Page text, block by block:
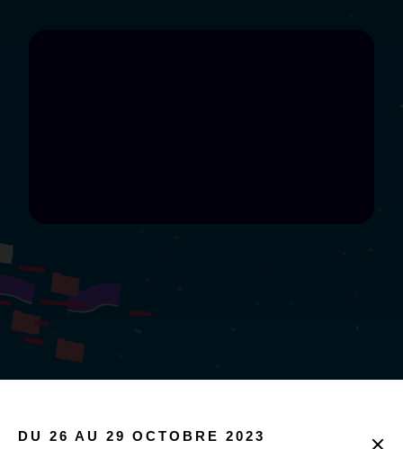
DU 26 AU 29 OCTOBRE 2023